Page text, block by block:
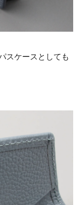
スケースとしても